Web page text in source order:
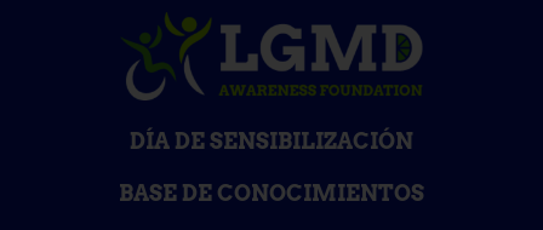
DÍA DE SENSIBILIZACIÓN
BASE DE CONOCIMIENTOS